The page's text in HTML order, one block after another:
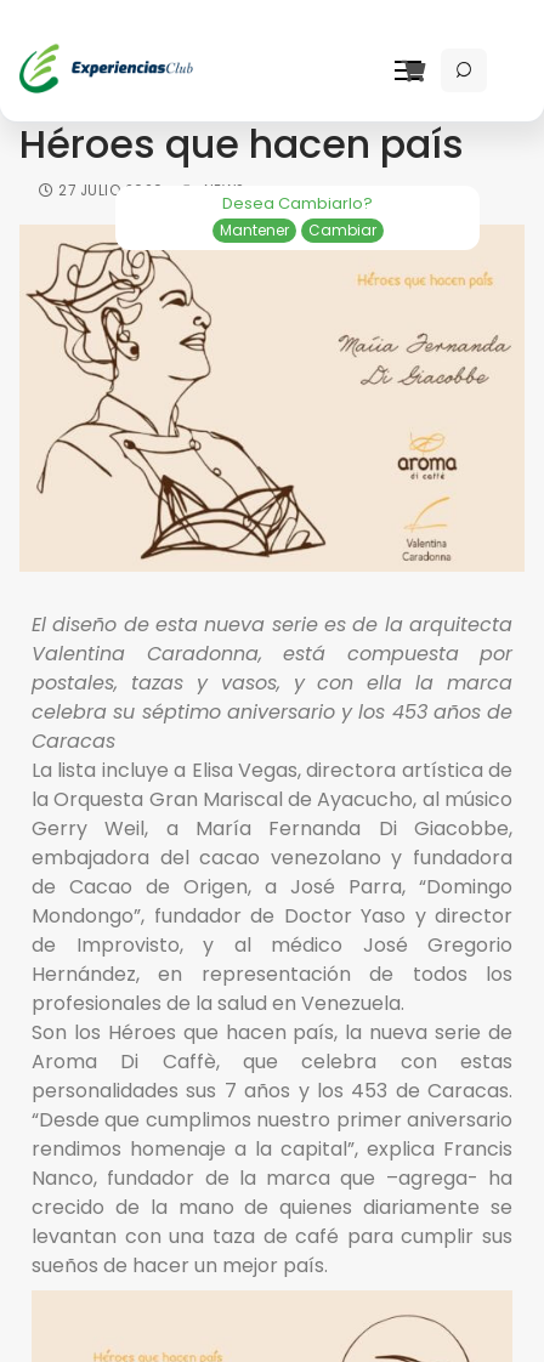
Desea Cambiarlo?
Mantener Cambiar
Aroma Di Caffè presenta
Héroes que hacen país
27 JULIO 2020 NEWS
El diseño de esta nueva serie es de la arquitecta
Valentina Caradonna, está compuesta por
postales, tazas y vasos, y con ella la marca
celebra su séptimo aniversario y los 453 años de
Caracas
La lista incluye a Elisa Vegas, directora artística de
la Orquesta Gran Mariscal de Ayacucho, al músico
Gerry Weil, a María Fernanda Di Giacobbe,
embajadora del cacao venezolano y fundadora
de Cacao de Origen, a José Parra, “Domingo
Mondongo”, fundador de Doctor Yaso y director
de Improvisto, y al médico José Gregorio
Hernández, en representación de todos los
profesionales de la salud en Venezuela.
Son los Héroes que hacen país, la nueva serie de
Aroma Di Caffè, que celebra con estas
personalidades sus 7 años y los 453 de Caracas.
“Desde que cumplimos nuestro primer aniversario
rendimos homenaje a la capital”, explica Francis
Nanco, fundador de la marca que –agrega- ha
crecido de la mano de quienes diariamente se
levantan con una taza de café para cumplir sus
sueños de hacer un mejor país.